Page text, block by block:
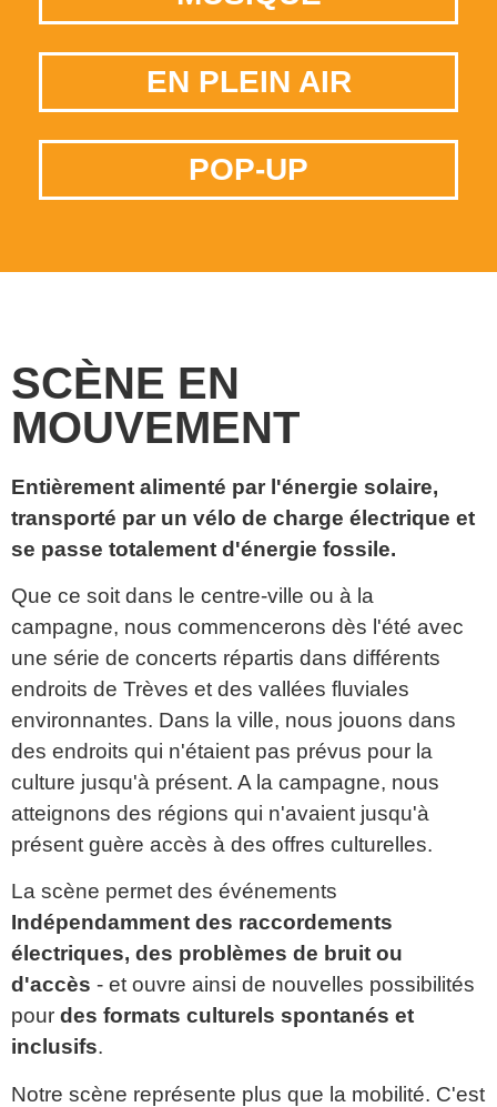
EN PLEIN AIR
POP-UP
SCÈNE EN
MOUVEMENT
Entièrement alimenté par l'énergie solaire,
transporté par un vélo de charge électrique et
se passe totalement d'énergie fossile.
Que ce soit dans le centre-ville ou à la
campagne, nous commencerons dès l'été avec
une série de concerts répartis dans différents
endroits de Trèves et des vallées fluviales
environnantes. Dans la ville, nous jouons dans
des endroits qui n'étaient pas prévus pour la
culture jusqu'à présent. A la campagne, nous
atteignons des régions qui n'avaient jusqu'à
présent guère accès à des offres culturelles.
La scène permet des événements
Indépendamment des raccordements
électriques, des problèmes de bruit ou
d'accès - et ouvre ainsi de nouvelles possibilités
pour des formats culturels spontanés et
inclusifs.
Notre scène représente plus que la mobilité. C'est